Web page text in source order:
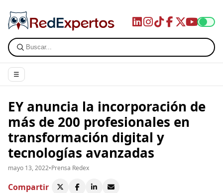
☰
EY anuncia la incorporación de
más de 200 profesionales en
transformación digital y
tecnologías avanzadas
mayo 13, 2022•Prensa Redex
Compartir